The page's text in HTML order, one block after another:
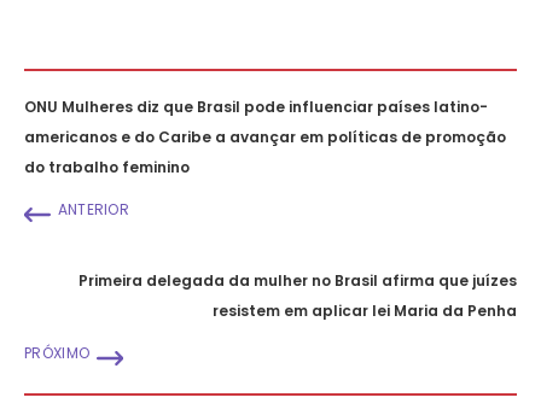
ONU Mulheres diz que Brasil pode influenciar países latino-
americanos e do Caribe a avançar em políticas de promoção
do trabalho feminino
ANTERIOR
Primeira delegada da mulher no Brasil afirma que juízes
resistem em aplicar lei Maria da Penha
PRÓXIMO